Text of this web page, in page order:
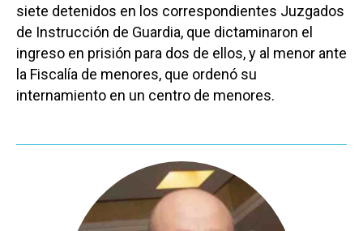
siete detenidos en los correspondientes Juzgados
de Instrucción de Guardia, que dictaminaron el
ingreso en prisión para dos de ellos, y al menor ante
la Fiscalía de menores, que ordenó su
internamiento en un centro de menores.